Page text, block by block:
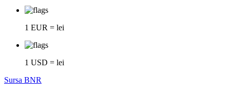
1 EUR = lei
1 USD = lei
Sursa BNR